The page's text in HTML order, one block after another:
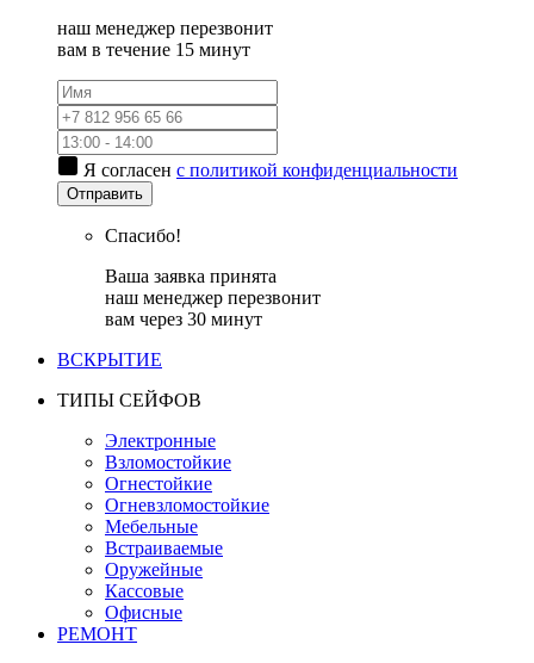
наш менеджер перезвонит
вам в течение 15 минут
Я согласен с политикой конфиденциальности
Отправить
Спасибо!
Ваша заявка принята
наш менеджер перезвонит
вам через 30 минут
ВСКРЫТИЕ
ТИПЫ СЕЙФОВ
Электронные
Взломостойкие
Огнестойкие
Огневзломостойкие
Мебельные
Встраиваемые
Оружейные
Кассовые
Офисные
РЕМОНТ